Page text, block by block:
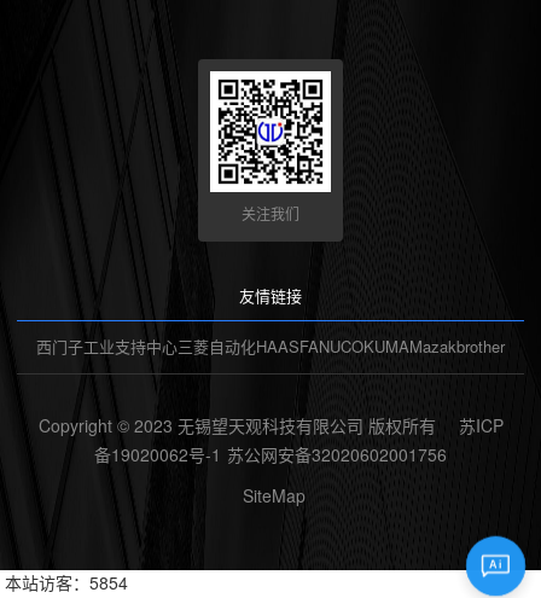
关注我们
友情链接
西门子工业支持中心三菱自动化HAASFANUCOKUMAMazakbrother
Copyright © 2023 无锡望天观科技有限公司 版权所有
苏ICP
备19020062号-1 苏公网安备32020602001756
SiteMap
Ai
本站访客：5854